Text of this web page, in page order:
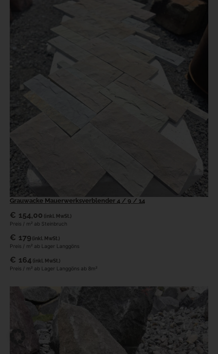
Grauwacke Mauerwerksverblender 4 / 9 / 14
€ 154,00 (inkl. MwSt.)
Preis / m² ab Steinbruch
€ 179(inkl. MwSt.)
Preis / m² ab Lager Langgöns
€ 164 (inkl. MwSt.)
Preis / m² ab Lager Langgöns ab 8m²